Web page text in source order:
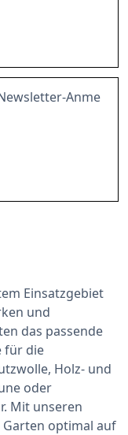
Anme
Einsatzgebiet
und
das passende
für die
Holz- und
oder
Mit unseren
optimal auf